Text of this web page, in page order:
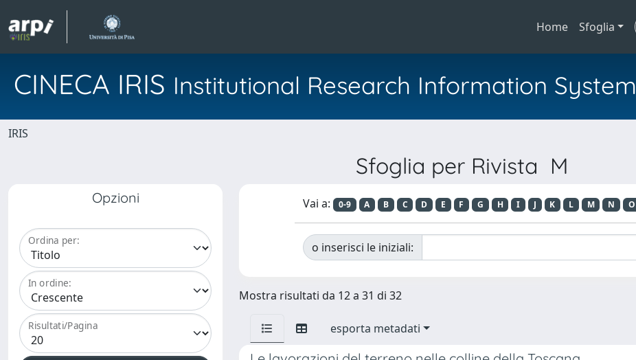
Home Sfoglia
CINECA IRIS Institutional Research Information System
IRIS
Sfoglia per Rivista M
Opzioni
Ordina per:
In ordine:
Risultati/Pagina
Vai a: 0-9 A B C D E F G H I J K L M N O
o inserisci le iniziali:
Mostra risultati da 12 a 31 di 32
esporta metadati